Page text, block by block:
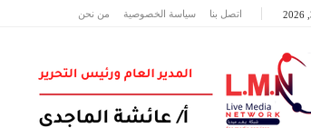
اتصل بنا سياسة الخصوصية من نحن